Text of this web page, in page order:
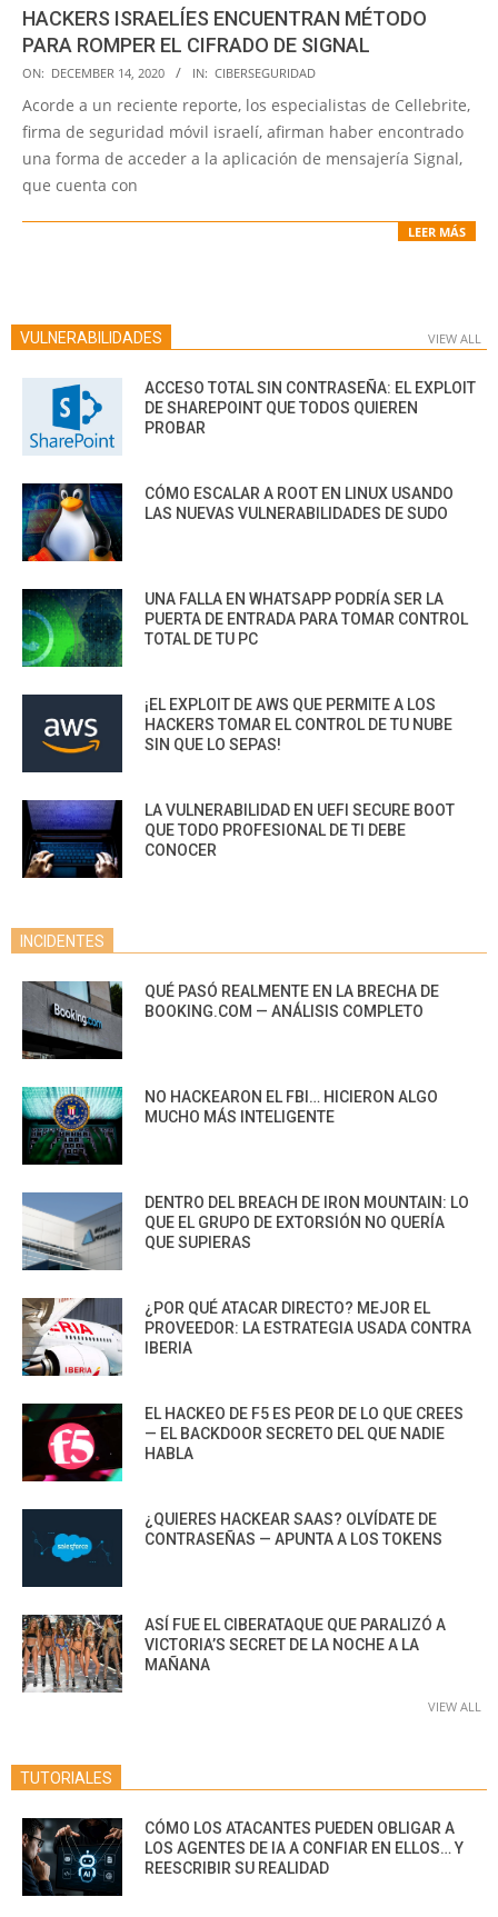
HACKERS ISRAELÍES ENCUENTRAN MÉTODO
PARA ROMPER EL CIFRADO DE SIGNAL
2020-
12-
14
ON: DECEMBER 14, 2020 IN: CIBERSEGURIDAD
Acorde a un reciente reporte, los especialistas de Cellebrite,
firma de seguridad móvil israelí, afirman haber encontrado
una forma de acceder a la aplicación de mensajería Signal,
que cuenta con
LEER MÁS
VULNERABILIDADES VIEW ALL
ACCESO TOTAL SIN CONTRASEÑA: EL EXPLOIT
DE SHAREPOINT QUE TODOS QUIEREN
PROBAR
CÓMO ESCALAR A ROOT EN LINUX USANDO
LAS NUEVAS VULNERABILIDADES DE SUDO
UNA FALLA EN WHATSAPP PODRÍA SER LA
PUERTA DE ENTRADA PARA TOMAR CONTROL
TOTAL DE TU PC
¡EL EXPLOIT DE AWS QUE PERMITE A LOS
HACKERS TOMAR EL CONTROL DE TU NUBE
SIN QUE LO SEPAS!
LA VULNERABILIDAD EN UEFI SECURE BOOT
QUE TODO PROFESIONAL DE TI DEBE
CONOCER
INCIDENTES
QUÉ PASÓ REALMENTE EN LA BRECHA DE
BOOKING.COM — ANÁLISIS COMPLETO
NO HACKEARON EL FBI… HICIERON ALGO
MUCHO MÁS INTELIGENTE
DENTRO DEL BREACH DE IRON MOUNTAIN: LO
QUE EL GRUPO DE EXTORSIÓN NO QUERÍA
QUE SUPIERAS
¿POR QUÉ ATACAR DIRECTO? MEJOR EL
PROVEEDOR: LA ESTRATEGIA USADA CONTRA
IBERIA
EL HACKEO DE F5 ES PEOR DE LO QUE CREES
— EL BACKDOOR SECRETO DEL QUE NADIE
HABLA
¿QUIERES HACKEAR SAAS? OLVÍDATE DE
CONTRASEÑAS — APUNTA A LOS TOKENS
ASÍ FUE EL CIBERATAQUE QUE PARALIZÓ A
VICTORIA’S SECRET DE LA NOCHE A LA
MAÑANA
VIEW ALL
TUTORIALES
CÓMO LOS ATACANTES PUEDEN OBLIGAR A
LOS AGENTES DE IA A CONFIAR EN ELLOS… Y
REESCRIBIR SU REALIDAD